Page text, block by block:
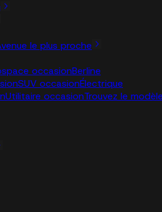
le plus proche
occasionBerline
SUV occasionÉlectrique
Utilitaire occasionTrouvez le